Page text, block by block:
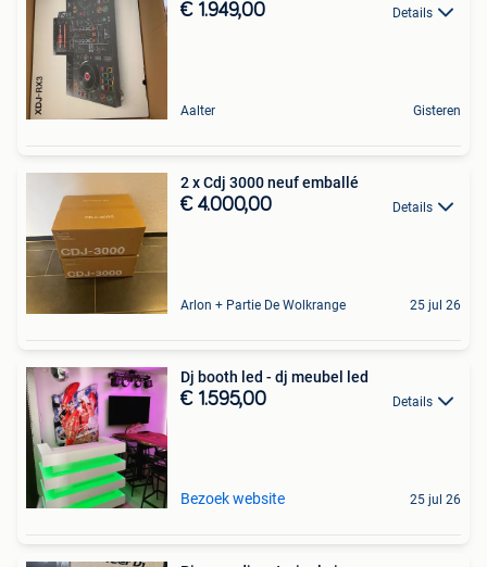
€ 1.949,00 Details
Aalter Gisteren
2 x Cdj 3000 neuf emballé
€ 4.000,00 Details
Arlon + Partie De Wolkrange 25 jul 26
Dj booth led - dj meubel led
€ 1.595,00 Details
Bezoek website 25 jul 26